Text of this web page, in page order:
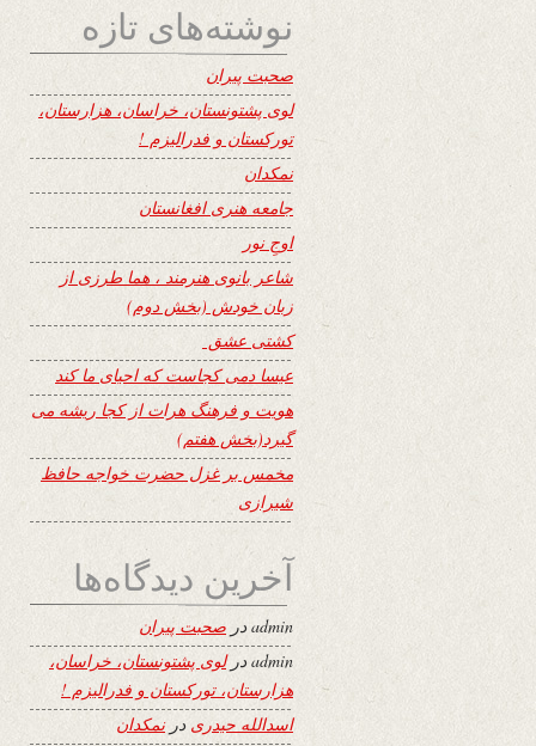
نوشته‌های تازه
صحبت پیران
لوی پشتونستان، خراسان، هزارستان،
تورکستان و فدرالیزم !
نمکدان
جامعه هنری افغانستان
اوجِ نور
شاعر بانوی هنرمند ، هما طرزی از
زبان خودش (بخش دوم)
کشتی عشق
عیسا دمی کجاست که احیای ما کند
هویت و فرهنگ هرات از کجا ریشه می
گیرد(بخش هفتم)
مخمس بر غزل حضرت خواجه حافظ
شیرازی
آخرین دیدگاه‌ها
adminدر صحبت پیران
admin درلوی پشتونستان، خراسان،
هزارستان، تورکستان و فدرالیزم !
اسدالله حیدری درنمکدان